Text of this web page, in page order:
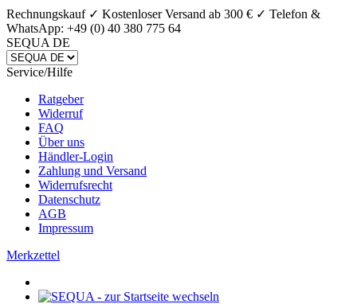
Rechnungskauf ✓ Kostenloser Versand ab 300 € ✓ Telefon &
WhatsApp: +49 (0) 40 380 775 64
SEQUA DE
Service/Hilfe
Ratgeber
Widerruf
FAQ
Über uns
Händler-Login
Zahlung und Versand
Widerrufsrecht
Datenschutz
AGB
Impressum
Merkzettel